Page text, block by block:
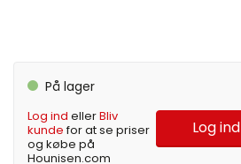
På lager
Log ind ellerBliv
kundefor at se priser
og købe på
Hounisen.com
Log ind